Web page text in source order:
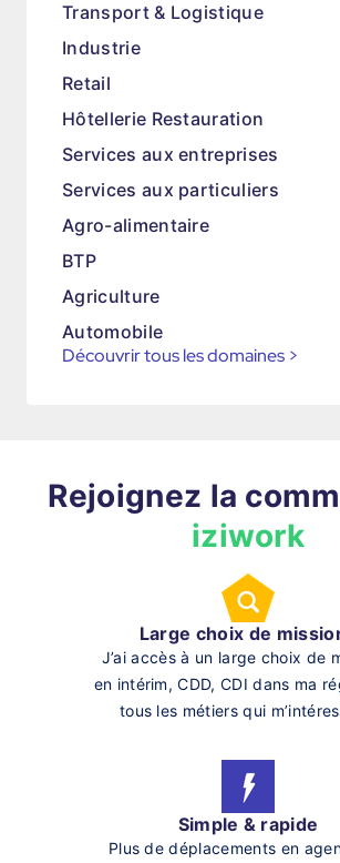
Transport & Logistique
Industrie
Retail
Hôtellerie Restauration
Services aux entreprises
Services aux particuliers
Agro-alimentaire
BTP
Agriculture
Automobile
Découvrir tous les domaines >
Rejoignez la
iziwork
Large choix de
J’ai accès à un large choix de
en intérim, CDD, CDI dans ma
tous les métiers qui
Simple & rapide
Plus de déplacements en